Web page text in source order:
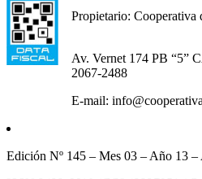
Propietario: Cooperativa
Av. Vernet 174 PB “5”
2067-2488
E-mail:
Edición Nº 145 – Mes 03 – Año 13 –